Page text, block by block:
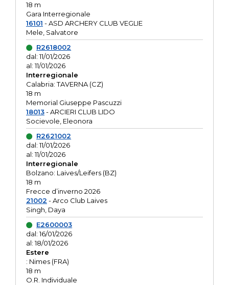
18 m
Gara Interregionale
16101 - ASD ARCHERY CLUB VEGLIE
Mele, Salvatore
R2618002
dal: 11/01/2026
al: 11/01/2026
Interregionale
Calabria: TAVERNA (CZ)
18 m
Memorial Giuseppe Pascuzzi
18013- ARCIERI CLUB LIDO
Socievole, Eleonora
R2621002
dal: 11/01/2026
al: 11/01/2026
Interregionale
Bolzano: Laives/Leifers (BZ)
18 m
Frecce d’inverno 2026
21002 - Arco Club Laives
Singh, Daya
E2600003
dal: 16/01/2026
al: 18/01/2026
Estere
: Nimes (FRA)
18 m
O.R. Individuale